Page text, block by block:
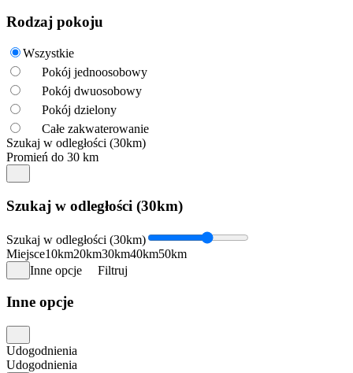
Rodzaj pokoju
Wszystkie
Pokój jednoosobowy
Pokój dwuosobowy
Pokój dzielony
Całe zakwaterowanie
Szukaj w odległości (30km)
Promień do 30 km
Szukaj w odległości (30km)
Szukaj w odległości (30km)
Miejsce10km20km30km40km50km
Inne opcje
Filtruj
Inne opcje
Udogodnienia
Udogodnienia